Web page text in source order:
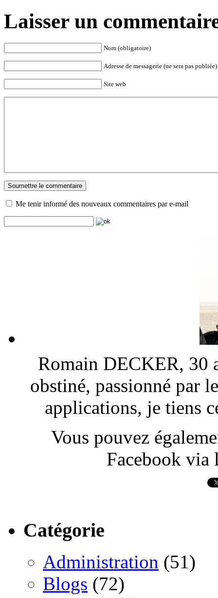
Laisser un
Nom (obligatoire)
Adresse de messagerie (ne sera pas
Site web
Me tenir informé des nouveaux commentaires par e-mail
Romain DECKER, 30
obstiné, passionné par
applications, je tiens
Vous pouvez
Facebook via
Catégorie
Administration (51)
Blogs (72)